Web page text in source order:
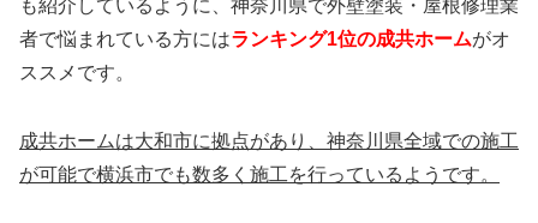
も紹介しているように、神奈川県で外壁塗装・屋根修理業
者で悩まれている方にはランキング1位の成共ホームがオ
ススメです。
成共ホームは大和市に拠点があり、神奈川県全域での施工
が可能で横浜市でも数多く施工を行っているようです。